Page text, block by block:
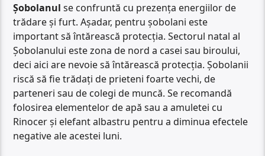
Șobolanul se confruntă cu prezența energiilor de
trădare și furt. Așadar, pentru șobolani este
important să întărească protecția. Sectorul natal al
Șobolanului este zona de nord a casei sau biroului,
deci aici are nevoie să întărească protecția. Șobolanii
riscă să fie trădați de prieteni foarte vechi, de
parteneri sau de colegi de muncă. Se recomandă
folosirea elementelor de apă sau a amuletei cu
Rinocer și elefant albastru pentru a diminua efectele
negative ale acestei luni.